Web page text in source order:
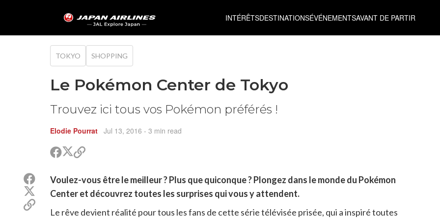
INTÉRÊTSDESTINATIONSÉVÉNEMENTSAVANT DE PARTIR
TOKYO SHOPPING
Le Pokémon Center de Tokyo
Trouvez ici tous vos Pokémon préférés !
Elodie Pourrat Jul 13, 2016 - 3 min read
PartagerPartager
sur
Copier
pour
partager
Partager
Facebook
Partager
sur
Twitter
Copier
Voulez-vous être le meilleur ? Plus que quiconque ? Plongez dans le monde du Pokémon
Center et découvrez toutes les surprises qui vous y attendent.
Le rêve devient réalité pour tous les fans de cette série télévisée prisée, qui a inspiré toutes